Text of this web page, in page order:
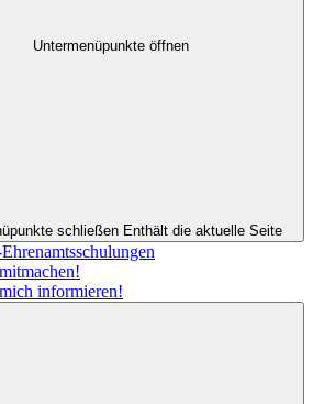
Untermenüpunkte öffnen
schließen Enthält die aktuelle Seite
informieren!